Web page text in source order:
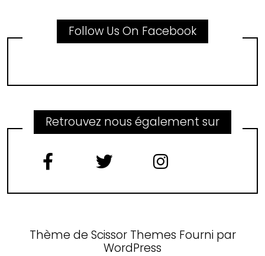
Follow Us On Facebook
Retrouvez nous également sur
Thème de Scissor Themes Fourni par
WordPress